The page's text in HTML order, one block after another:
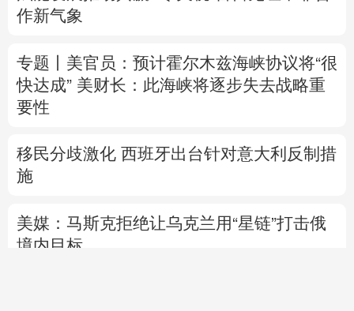
作新气象
专题丨 美官员：预计霍尔木兹海峡协议将“很
快达成” 美财长：此海峡将逐步失去战略重
要性
移民分歧激化 西班牙出台针对意大利反制措
施
美媒：马斯克拒绝让乌克兰用“星链”打击俄
境内目标